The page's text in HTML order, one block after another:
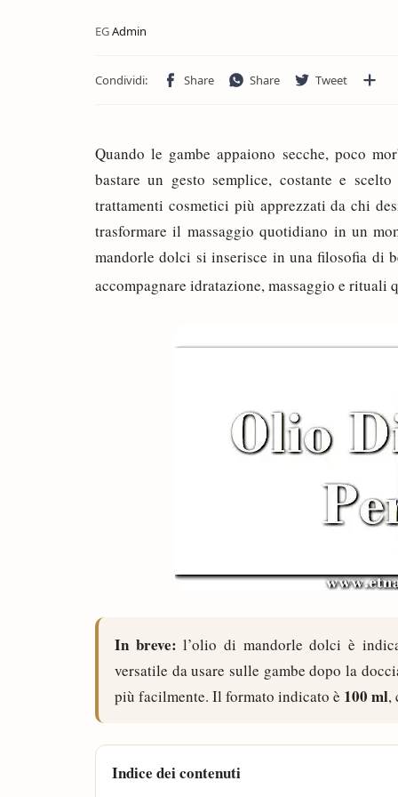
Quando le gambe appaiono secche, poco
bastare un gesto semplice, costante e
trattamenti cosmetici più apprezzati da chi
trasformare il massaggio quotidiano in un
mandorle dolci si inserisce in una filosofia di
accompagnare idratazione, massaggio e rituali
In breve: l’olio di mandorle dolci è
versatile da usare sulle gambe dopo la
più facilmente. Il formato indicato è 100 ml,
Indice dei contenuti